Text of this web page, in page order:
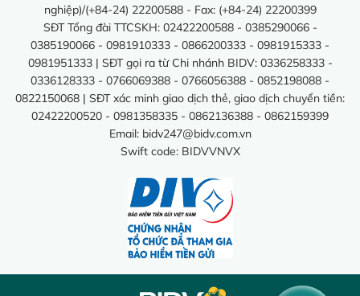
nghiệp)/(+84-24) 22200588 - Fax: (+84-24) 22200399
SĐT Tổng đài TTCSKH: 02422200588 - 0385290066 -
0385190066 - 0981910333 - 0866200333 - 0981915333 -
0981951333 | SĐT gọi ra từ Chi nhánh BIDV: 0336258333 -
0336128333 - 0766069388 - 0766056388 - 0852198088 -
0822150068 | SĐT xác minh giao dịch thẻ, giao dịch chuyển tiền:
02422200520 - 0981358335 - 0862136388 - 0862159399
Email: bidv247@bidv.com.vn
Swift code: BIDVVNVX